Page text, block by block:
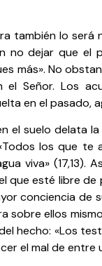
también lo
no dejar que el
más». No
Señor. Los
en el
el suelo delata
los que
viva» (17,13).
que esté libre
conciencia
sobre ellos
hecho: «Los
el mal de entre